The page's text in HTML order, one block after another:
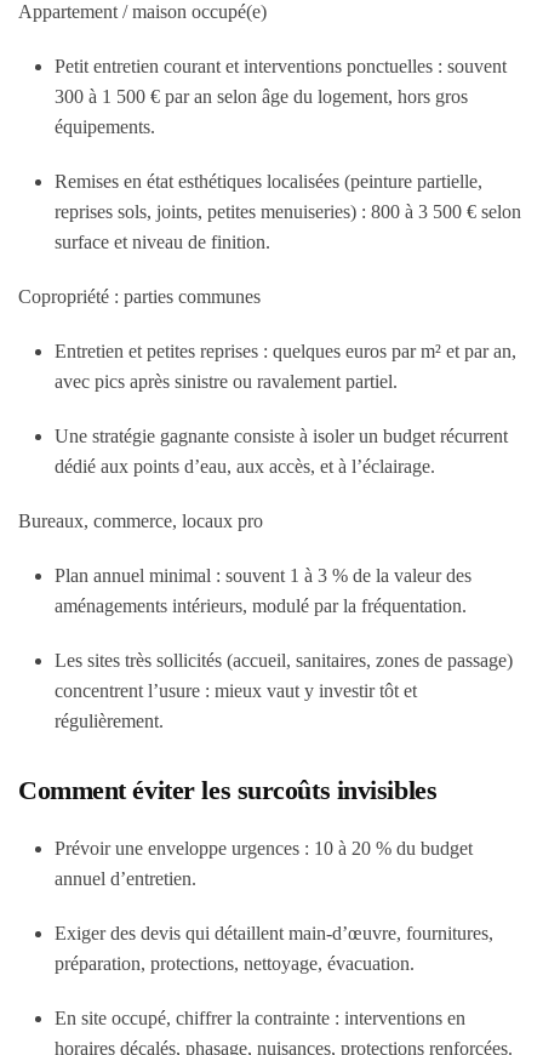
Appartement / maison occupé(e)
Petit entretien courant et interventions ponctuelles : souvent
300 à 1 500 € par an selon âge du logement, hors gros
équipements.
Remises en état esthétiques localisées (peinture partielle,
reprises sols, joints, petites menuiseries) : 800 à 3 500 € selon
surface et niveau de finition.
Copropriété : parties communes
Entretien et petites reprises : quelques euros par m² et par an,
avec pics après sinistre ou ravalement partiel.
Une stratégie gagnante consiste à isoler un budget récurrent
dédié aux points d’eau, aux accès, et à l’éclairage.
Bureaux, commerce, locaux pro
Plan annuel minimal : souvent 1 à 3 % de la valeur des
aménagements intérieurs, modulé par la fréquentation.
Les sites très sollicités (accueil, sanitaires, zones de passage)
concentrent l’usure : mieux vaut y investir tôt et
régulièrement.
Comment éviter les surcoûts invisibles
Prévoir une enveloppe urgences : 10 à 20 % du budget
annuel d’entretien.
Exiger des devis qui détaillent main-d’œuvre, fournitures,
préparation, protections, nettoyage, évacuation.
En site occupé, chiffrer la contrainte : interventions en
horaires décalés, phasage, nuisances, protections renforcées.